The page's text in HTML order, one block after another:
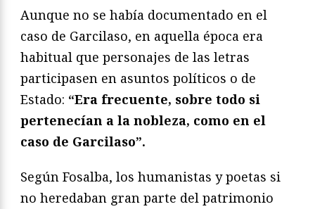
Aunque no se había documentado en el
caso de Garcilaso, en aquella época era
habitual que personajes de las letras
participasen en asuntos políticos o de
Estado: “Era frecuente, sobre todo si
pertenecían a la nobleza, como en el
caso de Garcilaso”.
Según Fosalba, los humanistas y poetas si
no heredaban gran parte del patrimonio